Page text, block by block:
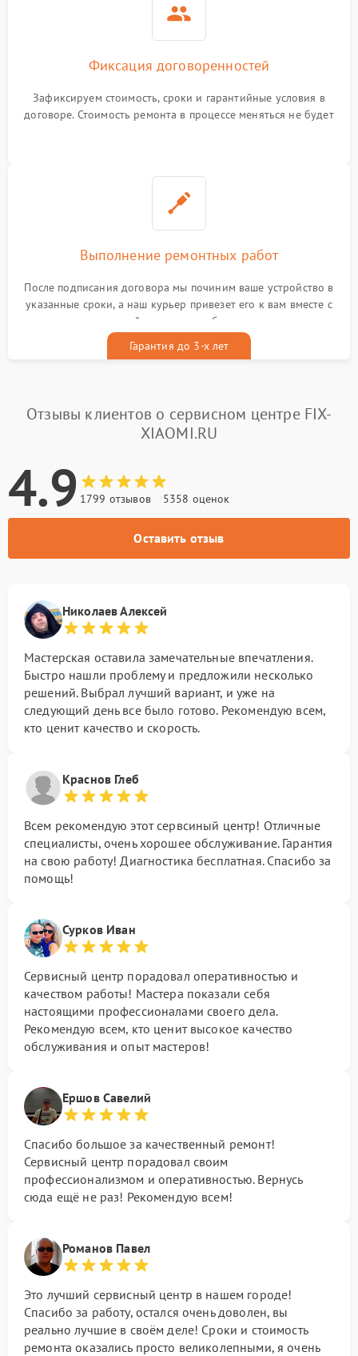
Фиксация договоренностей
Зафиксируем стоимость, сроки и гарантийные условия в
договоре. Стоимость ремонта в процессе меняться не будет
Выполнение ремонтных работ
После подписания договора мы починим ваше устройство в
указанные сроки, а наш курьер привезет его к вам вместе с
гарантийным талоном бесплатно
Гарантия до 3-х лет
Отзывы клиентов о сервисном центре FIX-
XIAOMI.RU
4.9 1799 отзывов 5358 оценок
Оставить отзыв
Николаев Алексей
Мастерская оставила замечательные впечатления.
Быстро нашли проблему и предложили несколько
решений. Выбрал лучший вариант, и уже на
следующий день все было готово. Рекомендую всем,
кто ценит качество и скорость.
Краснов Глеб
Всем рекомендую этот сервсиный центр! Отличные
специалисты, очень хорошее обслуживание. Гарантия
на свою работу! Диагностика бесплатная. Спасибо за
помощь!
Сурков Иван
Сервисный центр порадовал оперативностью и
качеством работы! Мастера показали себя
настоящими профессионалами своего дела.
Рекомендую всем, кто ценит высокое качество
обслуживания и опыт мастеров!
Ершов Савелий
Спасибо большое за качественный ремонт!
Сервисный центр порадовал своим
профессионализмом и оперативностью. Вернусь
сюда ещё не раз! Рекомендую всем!
Романов Павел
Это лучший сервисный центр в нашем городе!
Спасибо за работу, остался очень доволен, вы
реально лучшие в своём деле! Сроки и стоимость
ремонта оказались просто великолепными, я очень